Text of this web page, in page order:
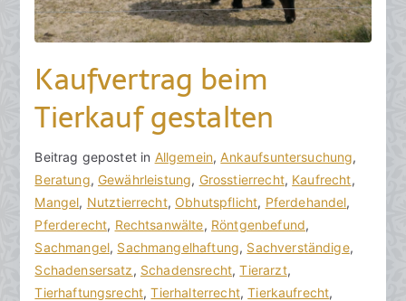
Kaufvertrag beim
Tierkauf gestalten
V
o
n
h
o
r
a
B
e
i
t
r
a
g
Beitrag gepostet in Allgemein, Ankaufsuntersuchung,
Beratung, Gewährleistung, Grosstierrecht, Kaufrecht,
Mangel, Nutztierrecht, Obhutspflicht, Pferdehandel,
Pferderecht, Rechtsanwälte, Röntgenbefund,
Sachmangel, Sachmangelhaftung, Sachverständige,
Schadensersatz, Schadensrecht,Tierarzt,
Tierhaftungsrecht,Tierhalterrecht,Tierkaufrecht,
K
e
i
n
e
K
o